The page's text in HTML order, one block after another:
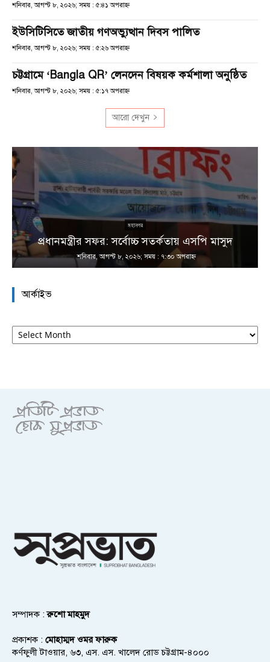
শনিবার, আগস্ট ৮, ২০২৬; সময় : ৫:৪১ অপরাহ্ণ
ইউসিটিসিতে জাতীয় গণঅভ্যুত্থান দিবস পালিত
শনিবার, আগস্ট ৮, ২০২৬; সময় : ৫:২৬ অপরাহ্ণ
চট্টগ্রামে ‘Bangla QR’ লেনদেন বিষয়ক কর্মশালা অনুষ্ঠিত
শনিবার, আগস্ট ৮, ২০২৬; সময় : ৫:১৭ অপরাহ্ণ
আরো দেখুন
মহানগর
প্রধানমন্ত্রীর সফর: সর্বোচ্চ সতর্কতায় এসপি মাসুদ
শনিবার, আগস্ট ৮, ২০২৬; সময় : ৭:৩০ অপরাহ্ণ
আর্কাইভ
আর্কাইভ
সম্পাদক :রুশো মাহমুদ
প্রকাশক : মোহাম্মদ ওমর ফারুক
কর্ণফুলী টাওয়ার, ৬৩, এস. এস. খালেদ রোড চট্টগ্রাম-৪০০০